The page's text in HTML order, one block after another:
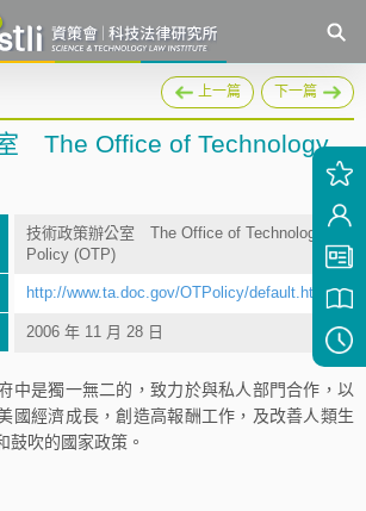
上一篇 下一篇
The Office of Technology
技術政策辦公室 The Office of Technology
Policy (OTP)
http://www.ta.doc.gov/OTPolicy/default.htm
2006 年 11 月 28 日
是獨一無二的，致力於與私人部門合作，以
國經濟成長，創造高報酬工作，及改善人類生
鼓吹的國家政策。